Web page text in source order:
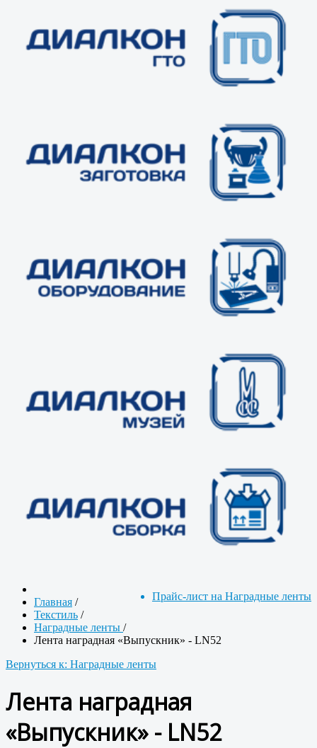
Прайс-лист на Наградные ленты
Главная /
Текстиль /
Наградные ленты /
Лента наградная «Выпускник» - LN52
Вернуться к: Наградные ленты
Лента наградная
«Выпускник» - LN52